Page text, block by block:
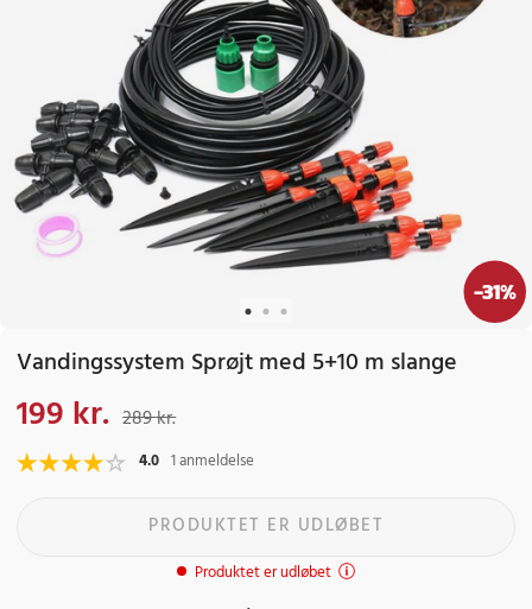
-31%
Vandingssystem Sprøjt med 5+10 m slange
Nuværende pris
199 kr. 289 kr.
4.0 1 anmeldelse
PRODUKTET ER UDLØBET
Produktet er udløbet